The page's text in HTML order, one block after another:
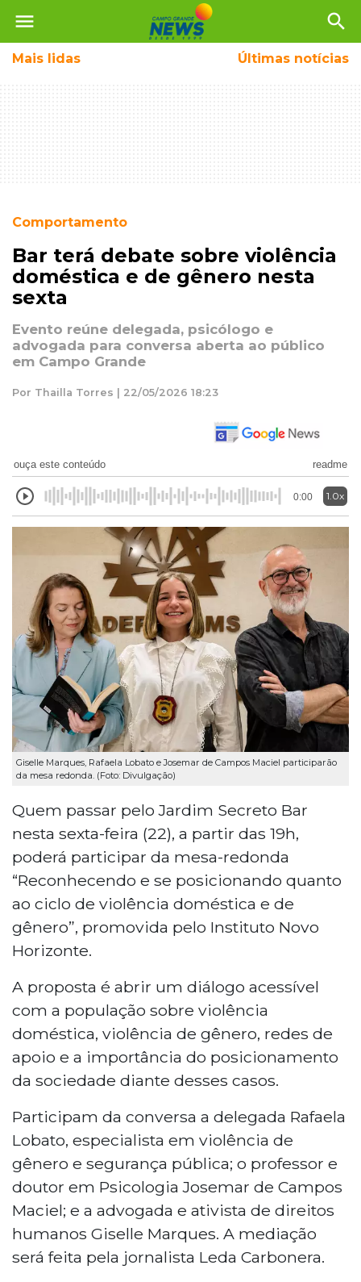
menu search
Mais lidas Últimas notícias
Comportamento
Bar terá debate sobre violência
doméstica e de gênero nesta
sexta
Evento reúne delegada, psicólogo e
advogada para conversa aberta ao público
em Campo Grande
Por Thailla Torres | 22/05/2026 18:23
ouça este conteúdo readme
0:00 1.0x
Giselle Marques, Rafaela Lobato e Josemar de Campos Maciel participarão
da mesa redonda. (Foto: Divulgação)
Quem passar pelo Jardim Secreto Bar
nesta sexta-feira (22), a partir das 19h,
poderá participar da mesa-redonda
“Reconhecendo e se posicionando quanto
ao ciclo de violência doméstica e de
gênero”, promovida pelo Instituto Novo
Horizonte.
A proposta é abrir um diálogo acessível
com a população sobre violência
doméstica, violência de gênero, redes de
apoio e a importância do posicionamento
da sociedade diante desses casos.
Participam da conversa a delegada Rafaela
Lobato, especialista em violência de
gênero e segurança pública; o professor e
doutor em Psicologia Josemar de Campos
Maciel; e a advogada e ativista de direitos
humanos Giselle Marques. A mediação
será feita pela jornalista Leda Carbonera.